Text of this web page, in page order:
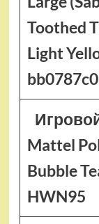
Toothed
Light
Mattel
Bubble
HWN95